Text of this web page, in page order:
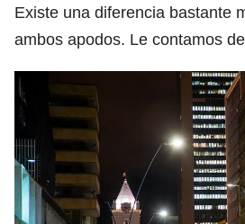
Existe una diferencia bastante
ambos apodos. Le contamos